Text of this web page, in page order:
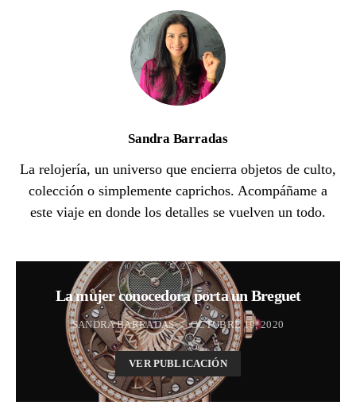
Sandra Barradas
La relojería, un universo que encierra objetos de culto,
colección o simplemente caprichos. Acompáñame a
este viaje en donde los detalles se vuelven un todo.
La mujer conocedora porta un Breguet
SANDRA BARRADAS OCTUBRE 19, 2020
VER PUBLICACIÓN